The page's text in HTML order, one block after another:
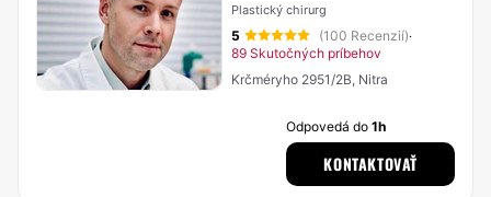
Plastický chirurg
5 (100 Recenzií)·
89 Skutočných príbehov
Krčméryho 2951/2B, Nitra
Odpovedá do1h
KONTAKTOVAŤ